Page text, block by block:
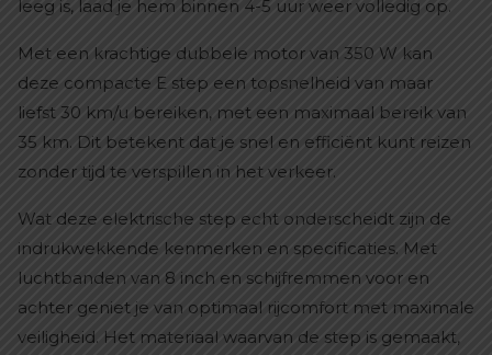
leeg is, laad je hem binnen 4-5 uur weer volledig op.
Met een krachtige dubbele motor van 350 W kan
deze compacte E step een topsnelheid van maar
liefst 30 km/u bereiken, met een maximaal bereik van
35 km. Dit betekent dat je snel en efficiënt kunt reizen
zonder tijd te verspillen in het verkeer.
Wat deze elektrische step echt onderscheidt zijn de
indrukwekkende kenmerken en specificaties. Met
luchtbanden van 8 inch en schijfremmen voor en
achter geniet je van optimaal rijcomfort met maximale
veiligheid. Het materiaal waarvan de step is gemaakt,